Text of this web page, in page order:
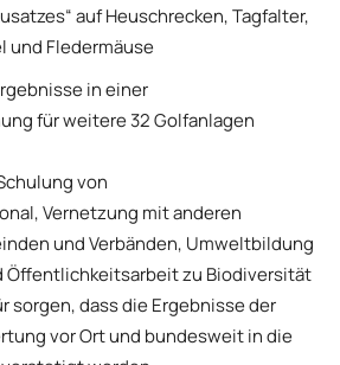
auf Heuschrecken, Tagfalter,
und Fledermäuse
in einer
für weitere 32 Golfanlagen
von
Vernetzung mit anderen
und Verbänden, Umweltbildung
Öffentlichkeitsarbeit zu Biodiversität
sorgen, dass die Ergebnisse der
vor Ort und bundesweit in die